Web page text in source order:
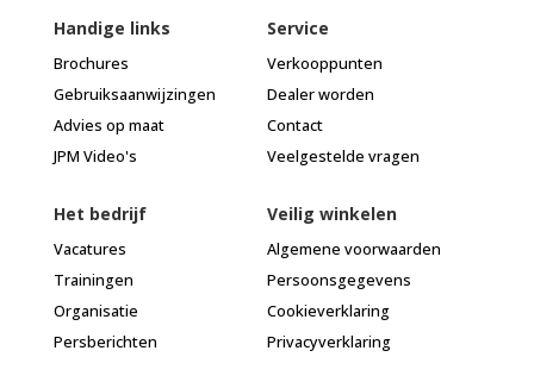
Handige links
Brochures
Gebruiksaanwijzingen
Advies op maat
JPM Video's
Service
Verkooppunten
Dealer worden
Contact
Veelgestelde vragen
Het bedrijf
Vacatures
Trainingen
Organisatie
Persberichten
Veilig winkelen
Algemene voorwaarden
Persoonsgegevens
Cookieverklaring
Privacyverklaring